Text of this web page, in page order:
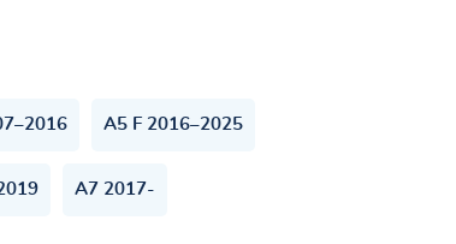
A5 F 2016–2025
A7 2017-